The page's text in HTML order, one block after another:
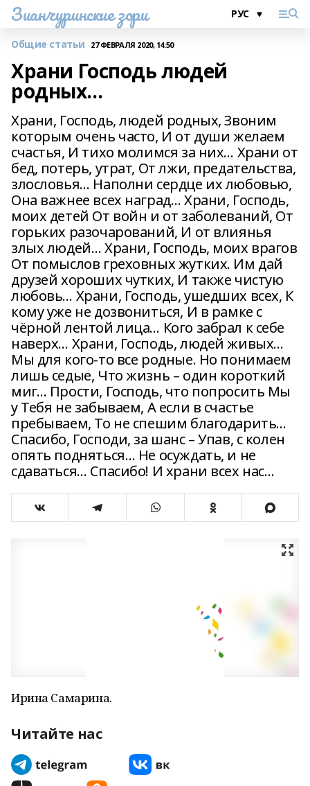
Зианчуринские зори
Общие статьи 27 ФЕВРАЛЯ 2020, 14:50
Храни Господь людей
родных...
Храни, Господь, людей родных, Звоним
которым очень часто, И от души желаем
счастья, И тихо молимся за них… Храни от
бед, потерь, утрат, От лжи, предательства,
злословья… Наполни сердце их любовью,
Она важнее всех наград… Храни, Господь,
моих детей От войн и от заболеваний, От
горьких разочарований, И от влиянья
злых людей… Храни, Господь, моих врагов
От помыслов греховных жутких. Им дай
друзей хороших чутких, И также чистую
любовь… Храни, Господь, ушедших всех, К
кому уже не дозвониться, И в рамке с
чёрной лентой лица… Кого забрал к себе
наверх… Храни, Господь, людей живых…
Мы для кого-то все родные. Но понимаем
лишь седые, Что жизнь – один короткий
миг… Прости, Господь, что попросить Мы
у Тебя не забываем, А если в счастье
пребываем, То не спешим благодарить…
Спасибо, Господи, за шанс – Упав, с колен
опять подняться… Не осуждать, и не
сдаваться… Спасибо! И храни всех нас…
Ирина Самарина.
Читайте нас